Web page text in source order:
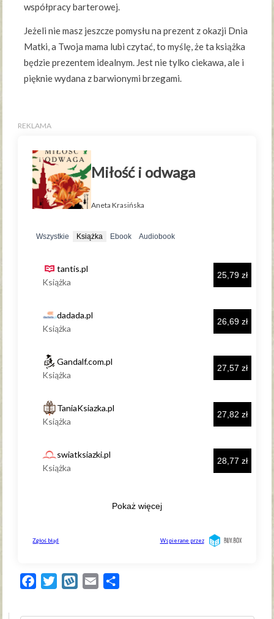
współpracy barterowej.
Jeżeli nie masz jeszcze pomysłu na prezent z okazji Dnia
Matki, a Twoja mama lubi czytać, to myślę, że ta książka
będzie prezentem idealnym. Jest nie tylko ciekawa, ale i
pięknie wydana z barwionymi brzegami.
FacebookTwitterWykopEmail